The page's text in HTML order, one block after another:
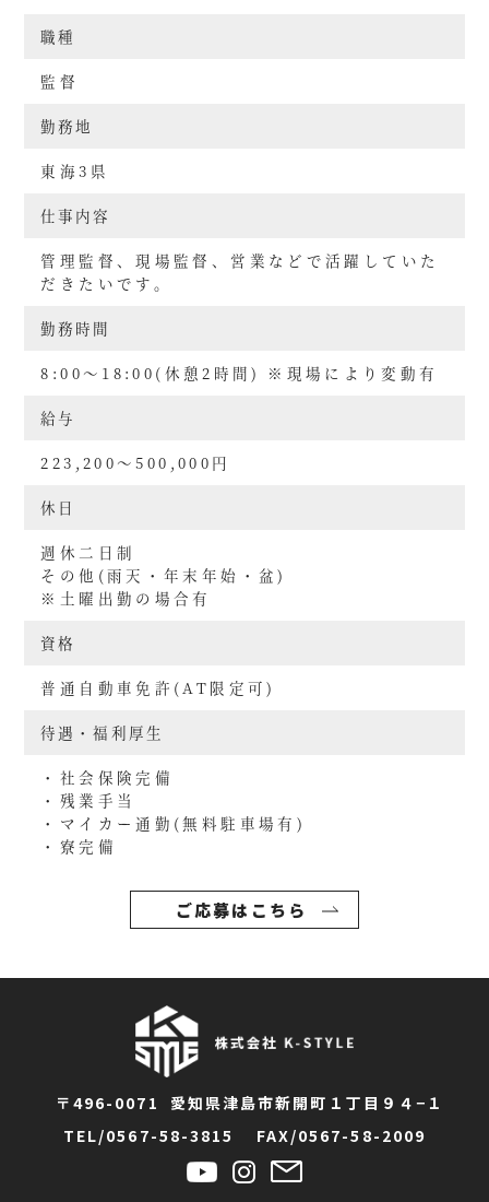
職種
監督
勤務地
東海3県
仕事内容
管理監督、現場監督、営業などで活躍していた
だきたいです。
勤務時間
8:00～18:00(休憩2時間) ※現場により変動有
給与
223,200～500,000円
休日
週休二日制
その他(雨天・年末年始・盆)
※土曜出勤の場合有
資格
普通自動車免許(AT限定可)
待遇・福利厚生
・社会保険完備
・残業手当
・マイカー通勤(無料駐車場有)
・寮完備
ご応募はこちら
〒496-0071
愛知県津島市新開町１丁目９４−１
TEL 0567-58-3815 FAX 0567-58-2009